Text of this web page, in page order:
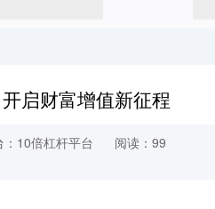
启财富增值新征程
：10倍杠杆平台
阅读：99